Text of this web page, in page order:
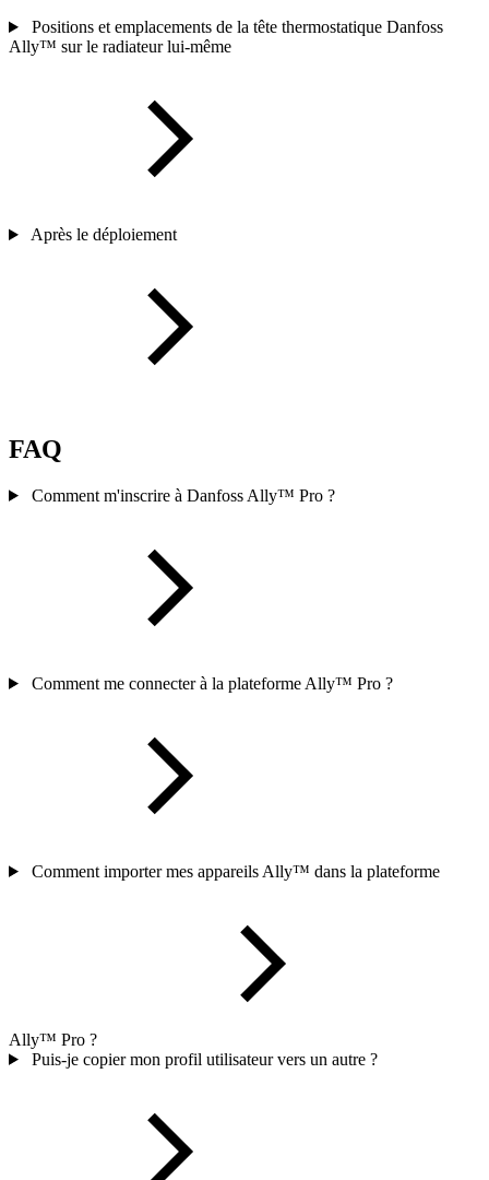
Positions et emplacements de la tête thermostatique Danfoss
Ally™ sur le radiateur lui-même
Après le déploiement
FAQ
Comment m'inscrire à Danfoss Ally™ Pro ?
Comment me connecter à la plateforme Ally™ Pro ?
Comment importer mes appareils Ally™ dans la plateforme
Ally™ Pro ?
Puis-je copier mon profil utilisateur vers un autre ?